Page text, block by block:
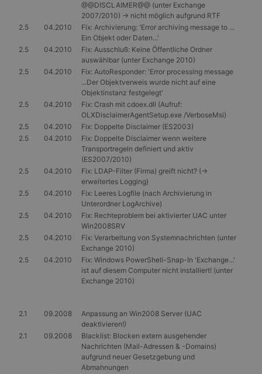
@@DISCLAIMER@@ (unter Exchange
2007/2010) -> nicht möglich aufgrund RTF
2.5
04.2010
Fix: Archivierung: 'Error archiving message to ...
Ein Objekt oder Daten...'
2.5
04.2010
Fix: Ausschluß: Keine Öffentliche Ordner
auswählbar (unter Exchange 2010)
2.5
04.2010
Fix: AutoResponder: 'Error processing message
...Der Objektverweis wurde nicht auf eine
Objektinstanz festgelegt'
2.5
04.2010
Fix: Crash mit cdoex.dll (Aufruf:
OLXDisclaimerAgentSetup.exe /VerboseMsi)
2.5
04.2010
Fix: Doppelte Disclaimer (ES2003)
2.5
04.2010
Fix: Doppelte Disclaimer wenn weitere
Transportregeln definiert und aktiv
(ES2007/2010)
2.5
04.2010
Fix: LDAP-Filter (Firma) greift nicht? (->
erweitertes Logging)
2.5
04.2010
Fix: Leeres Logfile (nach Archivierung in
Unterordner LogArchive)
2.5
04.2010
Fix: Rechteproblem bei aktivierter UAC unter
Win2008SRV
2.5
04.2010
Fix: Verarbeitung von Systemnachrichten (unter
Exchange 2010)
2.5
04.2010
Fix: Windows PowerShell-Snap-In 'Exchange...'
ist auf diesem Computer nicht installiert! (unter
Exchange 2010)
2.1 09.2008
Anpassung an Win2008 Server (UAC
deaktivieren!)
2.1
09.2008
Blacklist: Blocken extern ausgehender
Nachrichten (Mail-Adressen & -Domains)
aufgrund neuer Gesetzgebung und
Abmahnungen